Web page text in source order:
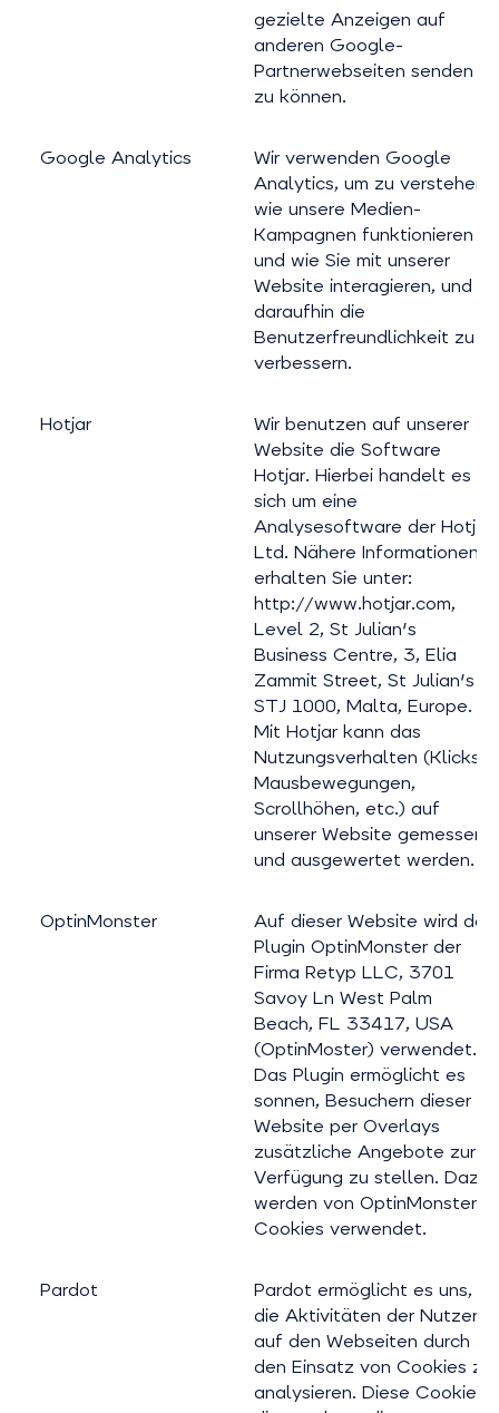
gezielte Anzeigen auf
anderen Google-
Partnerwebseiten senden
zu können.
Google Analytics
Wir verwenden Google
Analytics, um zu verstehen,
wie unsere Medien-
Kampagnen funktionieren
und wie Sie mit unserer
Website interagieren, und
daraufhin die
Benutzerfreundlichkeit zu
verbessern.
Hotjar
Wir benutzen auf unserer
Website die Software
Hotjar. Hierbei handelt es
sich um eine
Analysesoftware der Hotjar
Ltd. Nähere Informationen
erhalten Sie unter:
http://www.hotjar.com,
Level 2, St Julian's
Business Centre, 3, Elia
Zammit Street, St Julian's
STJ 1000, Malta, Europe.
Mit Hotjar kann das
Nutzungsverhalten (Klicks,
Mausbewegungen,
Scrollhöhen, etc.) auf
unserer Website gemessen
und ausgewertet werden.
OptinMonster
Auf dieser Website wird das
Plugin OptinMonster der
Firma Retyp LLC, 3701
Savoy Ln West Palm
Beach, FL 33417, USA
(OptinMoster) verwendet.
Das Plugin ermöglicht es
sonnen, Besuchern dieser
Website per Overlays
zusätzliche Angebote zur
Verfügung zu stellen. Dazu
werden von OptinMonster
Cookies verwendet.
Pardot
Pardot ermöglicht es uns,
die Aktivitäten der Nutzer
auf den Webseiten durch
den Einsatz von Cookies zu
analysieren. Diese Cookies